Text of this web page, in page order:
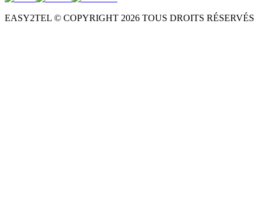
EASY2TEL © COPYRIGHT 2026 TOUS DROITS RÉSERVÉS